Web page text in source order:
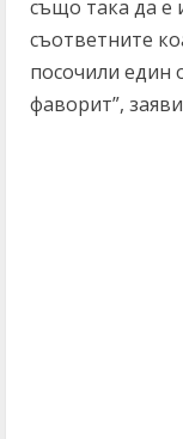
също така да е
съответните
посочили един
фаворит”,